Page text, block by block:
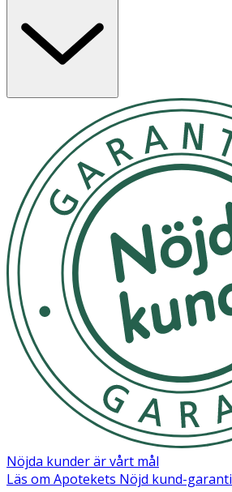
Nöjda kunder är vårt mål
Läs om Apotekets Nöjd kund-garanti